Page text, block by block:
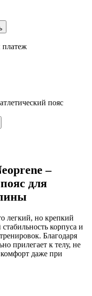
пояс
–
для
легкий, но крепкий
корпуса и
Благодаря
прилегает к телу, не
даже при